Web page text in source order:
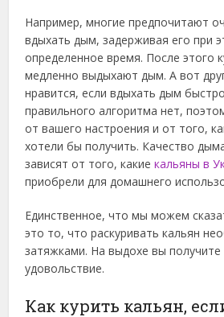
Например, многие предпочитают
вдыхать дым, задерживая его при
определенное время. После этого
медленно выдыхают дым. А вот
нравится, если вдыхать дым
правильного алгоритма нет,
от вашего настроения и от того,
хотели бы получить. Качество
зависят от того, какиекальяны в
приобрели для домашнего
Единственное, что мы можем
это то, что раскуривать кальян
затяжками. На выдохе вы
удовольствие.
Как курить кальян,